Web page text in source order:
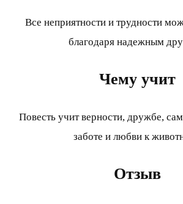
Все неприятности и трудности
благодаря надежным
Чему учит
Повесть учит верности, дружбе,
заботе и любви к
Отзыв